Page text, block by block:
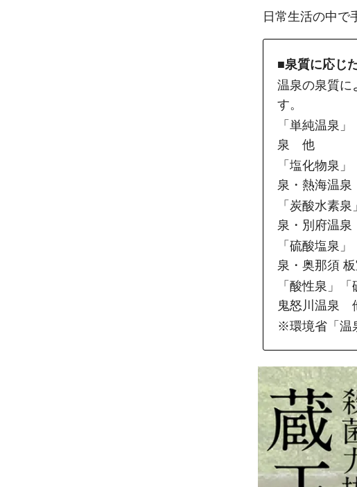
日常生活の中で
■泉質に応じ
温泉の泉質に
す。
「単純温泉
泉　他
「塩化物泉
泉・熱海温泉
「炭酸水素
泉・別府温泉
「硫酸塩泉
泉・奥那須
「酸性泉」
鬼怒川温泉　
※環境省「温